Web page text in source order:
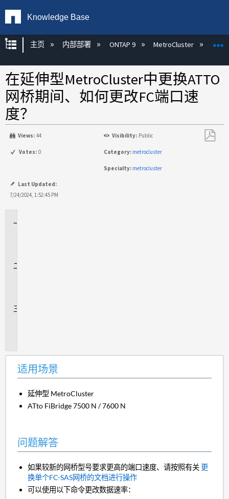
Knowledge Base
扩展/隐缩全局层次
主页 内部部署 ONTAP 9 MetroCluster
在延伸型MetroCluster中更换ATTO
网桥期间、如何更改FC端口速
度？
Views: 44 Visibility: Public
Votes: 0 Category: metrocluster
Specialty: metrocluster
Last Updated:
7/24/2024, 1:52:45 PM
适用场景
延伸型 MetroCluster
ATto FiBridge 7500 N / 7600 N
问题解答
如果较新的网桥型号要求更高的端口速度、请按照有关 更
换单个FC-SAS网桥的文档进行操作
可以使用以下命令更改数据速率：